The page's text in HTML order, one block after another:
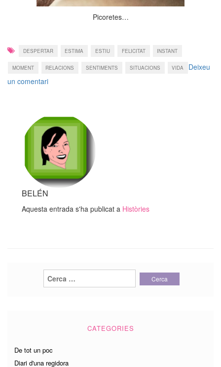
Picoretes…
DESPERTAR ESTIMA ESTIU FELICITAT INSTANT
MOMENT RELACIONS SENTIMENTS SITUACIONS VIDA
Deixeu
un comentaria
BELÉN
Aquesta entrada s'ha publicat a Històries
Cerca:
CATEGORIES
De tot un poc
Diari d'una regidora